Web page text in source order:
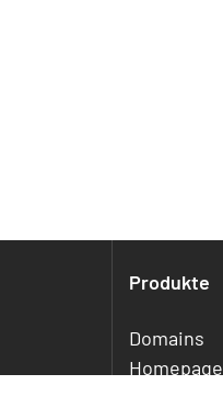
Produkte
Domains
Homepage